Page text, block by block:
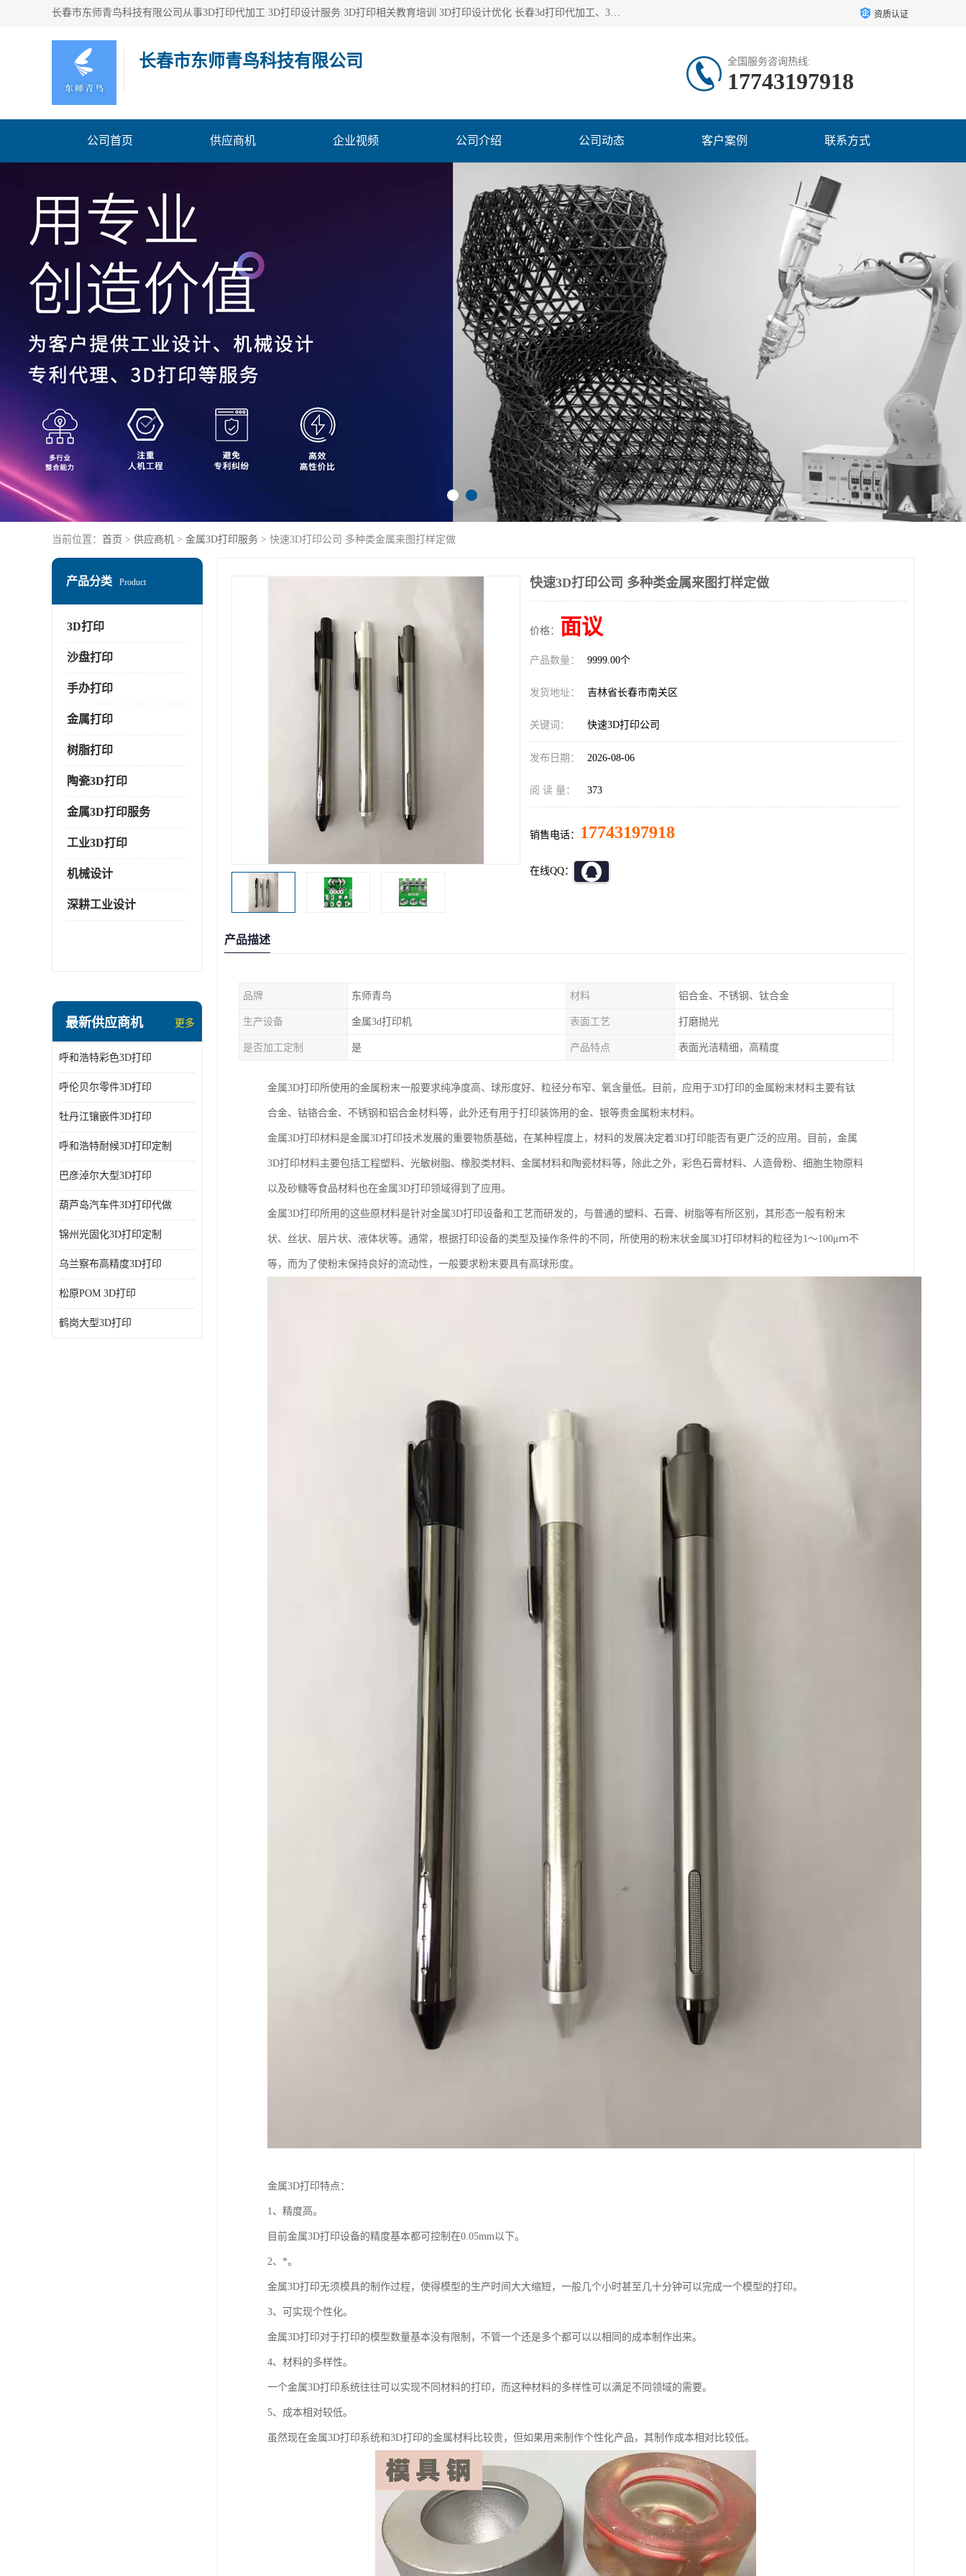
长春市东师青鸟科技有限公司从事3D打印代加工 3D打印设计服务 3D打印相关教育培训 3D打印设计优化 长春3d打印代加工、3D打印代加工及设计服务、3D打印相关教育培训、专利代理及优化、3D打印上下游技术服务，深耕工业设计、机械设计、3D打印多年年，拥有多项技术，辅助数十位客户完成自己的发明及实用新型专利。 资质认证
长春市东师青鸟科技有限公司 全国服务咨询热线:
17743197918
公司首页 供应商机 企业视频 公司介绍 公司动态 客户案例 联系方式
当前位置： 首页 > 供应商机 > 金属3D打印服务 > 快速3D打印公司 多种类金属来图打样定做
产品分类 Product
3D打印
沙盘打印
手办打印
金属打印
树脂打印
陶瓷3D打印
金属3D打印服务
工业3D打印
机械设计
深耕工业设计
最新供应商机 更多
呼和浩特彩色3D打印
呼伦贝尔零件3D打印
牡丹江镶嵌件3D打印
呼和浩特耐候3D打印定制
巴彦淖尔大型3D打印
葫芦岛汽车件3D打印代做
锦州光固化3D打印定制
乌兰察布高精度3D打印
松原POM 3D打印
鹤岗大型3D打印
快速3D打印公司 多种类金属来图打样定做
价格： 面议
产品数量： 9999.00个
发货地址： 吉林省长春市南关区
关键词： 快速3D打印公司
发布日期： 2026-08-06
阅 读 量： 373
销售电话： 17743197918
在线QQ：
产品描述
品牌 东师青鸟 材料 铝合金、不锈钢、钛合金
生产设备 金属3d打印机 表面工艺 打磨抛光
是否加工定制 是 产品特点 表面光洁精细，高精度
金属3D打印所使用的金属粉末一般要求纯净度高、球形度好、粒径分布窄、氧含量低。目前，应用于3D打印的金属粉末材料主要有钛
合金、钴铬合金、不锈钢和铝合金材料等，此外还有用于打印装饰用的金、银等贵金属粉末材料。
金属3D打印材料是金属3D打印技术发展的重要物质基础，在某种程度上，材料的发展决定着3D打印能否有更广泛的应用。目前，金属
3D打印材料主要包括工程塑料、光敏树脂、橡胶类材料、金属材料和陶瓷材料等，除此之外，彩色石膏材料、人造骨粉、细胞生物原料
以及砂糖等食品材料也在金属3D打印领域得到了应用。
金属3D打印所用的这些原材料是针对金属3D打印设备和工艺而研发的，与普通的塑料、石膏、树脂等有所区别，其形态一般有粉末
状、丝状、层片状、液体状等。通常，根据打印设备的类型及操作条件的不同，所使用的粉末状金属3D打印材料的粒径为1～100μｍ不
等，而为了使粉末保持良好的流动性，一般要求粉末要具有高球形度。
金属3D打印特点：
1、精度高。
目前金属3D打印设备的精度基本都可控制在0.05mm以下。
2、*。
金属3D打印无须模具的制作过程，使得模型的生产时间大大缩短，一般几个小时甚至几十分钟可以完成一个模型的打印。
3、可实现个性化。
金属3D打印对于打印的模型数量基本没有限制，不管一个还是多个都可以以相同的成本制作出来。
4、材料的多样性。
一个金属3D打印系统往往可以实现不同材料的打印，而这种材料的多样性可以满足不同领域的需要。
5、成本相对较低。
虽然现在金属3D打印系统和3D打印的金属材料比较贵，但如果用来制作个性化产品，其制作成本相对比较低。